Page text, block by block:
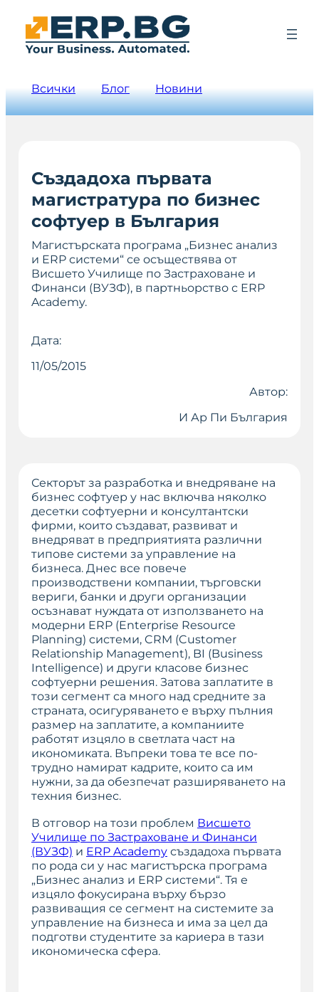
Всички Блог Новини
Създадоха първата
магистратура по бизнес
софтуер в България
Магистърската програма „Бизнес анализ
и ERP системи“ се осъществява от
Висшето Училище по Застраховане и
Финанси (ВУЗФ), в партньорство с ERP
Academy.
Дата:
11/05/2015
Автор:
И Ар Пи България
Секторът за разработка и внедряване на
бизнес софтуер у нас включва няколко
десетки софтуерни и консултантски
фирми, които създават, развиват и
внедряват в предприятията различни
типове системи за управление на
бизнеса. Днес все повече
производствени компании, търговски
вериги, банки и други организации
осъзнават нуждата от използването на
модерни ERP (Enterprise Resource
Planning) системи, CRM (Customer
Relationship Management), BI (Business
Intelligence) и други класове бизнес
софтуерни решения. Затова заплатите в
този сегмент са много над средните за
страната, осигуряването е върху пълния
размер на заплатите, а компаниите
работят изцяло в светлата част на
икономиката. Въпреки това те все по-
трудно намират кадрите, които са им
нужни, за да обезпечат разширяването на
техния бизнес.
В отговор на този проблем Висшето
Училище по Застраховане и Финанси
(ВУЗФ) и ERP Academy създадоха първата
по рода си у нас магистърска програма
„Бизнес анализ и ERP системи“. Тя е
изцяло фокусирана върху бързо
развиващия се сегмент на системите за
управление на бизнеса и има за цел да
подготви студентите за кариера в тази
икономическа сфера.